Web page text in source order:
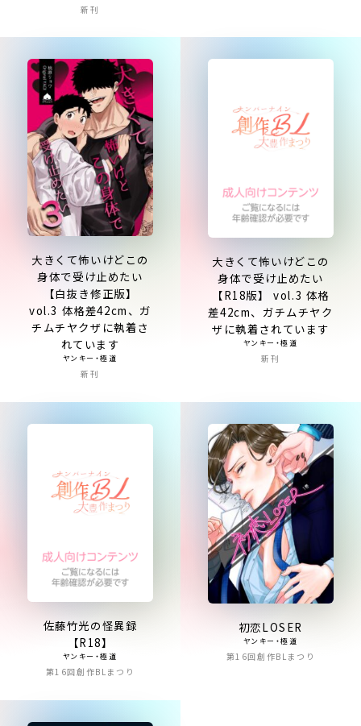
新刊
大きくて怖いけどこの
身体で受け止めたい
【白抜き修正版】
vol.3 体格差42cm、ガ
チムチヤクザに執着さ
れています
ヤンキー・極道
新刊
大きくて怖いけどこの
身体で受け止めたい
【R18版】 vol.3 体格
差42cm、ガチムチヤク
ザに執着されています
ヤンキー・極道
新刊
佐藤竹光の怪異録
【R18】
ヤンキー・極道
第16回創作BLまつり
初恋LOSER
ヤンキー・極道
第16回創作BLまつり